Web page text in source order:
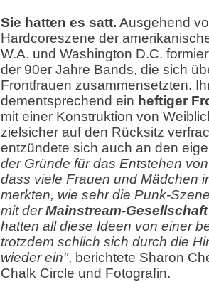
Sie hatten es satt. Ausgehend
Hardcoreszene der
W.A. und Washington D.C.
der 90er Jahre Bands, die sich
Frontfrauen zusammensetzten.
dementsprechend ein heftiger
mit einer Konstruktion von
zielsicher auf den Rücksitz
entzündete sich auch an den
der Gründe für das Entstehen
dass viele Frauen und Mädchen
merkten, wie sehr die Punk-
mit derMainstream-Gesellschaft
hatten all diese Ideen von einer
trotzdem schlich sich durch die
wieder ein", berichtete Sharon
Chalk Circle und Fotografin.